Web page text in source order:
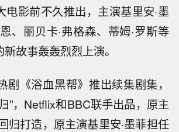
电影前不久推出，主演基里安·墨
、丽贝卡·弗格森、蒂姆·罗斯等
故事轰轰烈烈上演。
剧《浴血黑帮》推出续集剧集，
”，Netflix和BBC联手出品，原主
归打造，原主演基里安·墨菲担任